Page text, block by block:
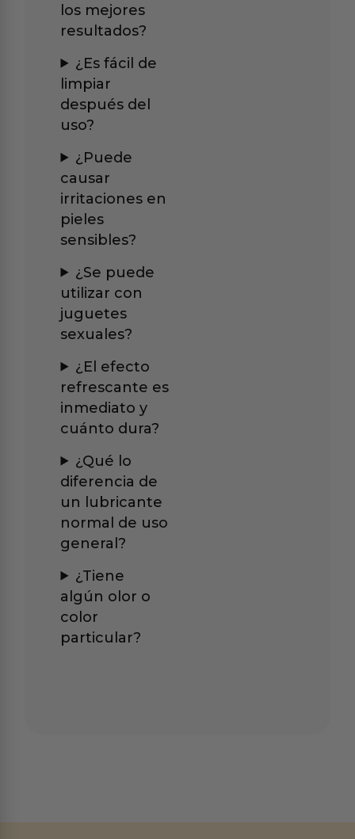
los mejores
resultados?
¿Es fácil de
limpiar
después del
uso?
¿Puede
causar
irritaciones en
pieles
sensibles?
¿Se puede
utilizar con
juguetes
sexuales?
¿El efecto
refrescante es
inmediato y
cuánto dura?
¿Qué lo
diferencia de
un lubricante
normal de uso
general?
¿Tiene
algún olor o
color
particular?